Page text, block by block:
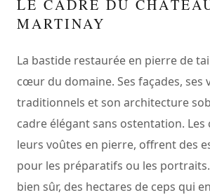
LE CADRE DU
MARTINAY
La bastide restaurée en pierre de
cœur du domaine. Ses façades, ses
traditionnels et son architecture
cadre élégant sans ostentation. Les
leurs voûtes en pierre, offrent des
pour les préparatifs ou les portraits.
bien sûr, des hectares de ceps qui